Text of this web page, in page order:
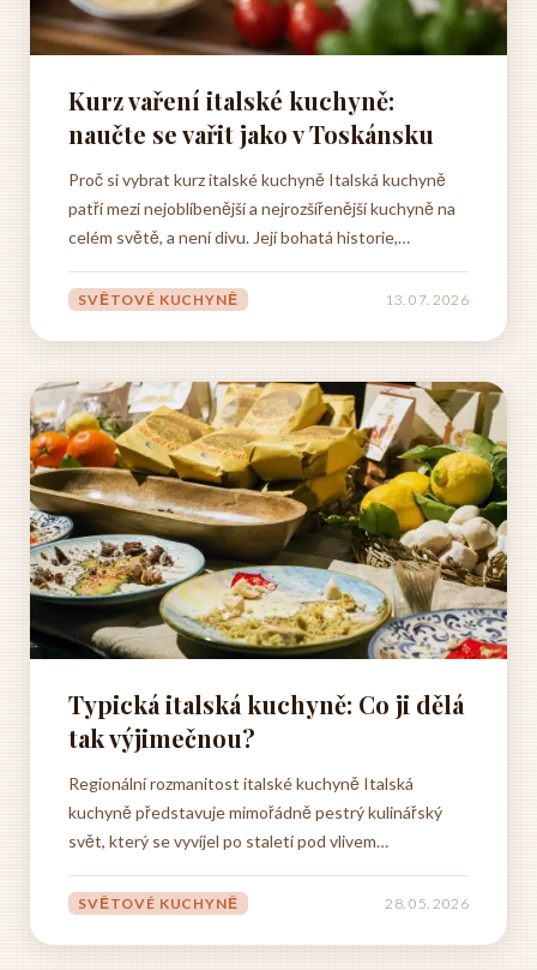
Kurz vaření italské kuchyně:
naučte se vařit jako v Toskánsku
Proč si vybrat kurz italské kuchyně Italská kuchyně
patří mezi nejoblíbenější a nejrozšířenější kuchyně na
celém světě, a není divu. Její bohatá historie,
suroviny z ní dělají něco výjimečného, co stojí za to
SVĚTOVÉ KUCHYNĚ 13. 07. 2026
Typická italská kuchyně: Co ji dělá
tak výjimečnou?
Regionální rozmanitost italské kuchyně Italská
kuchyně představuje mimořádně pestrý kulinářský
svět, který se vyvíjel po staletí pod vlivem
jednotlivých oblastí Apeninského poloostrova. Když
SVĚTOVÉ KUCHYNĚ 28. 05. 2026